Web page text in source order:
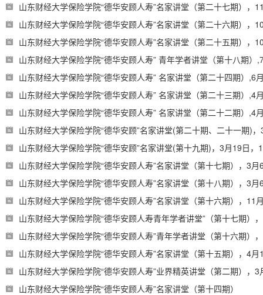
山东财经大学保险学院“德华安顾人寿”名家讲堂（第二十七期），
山东财经大学保险学院“德华安顾人寿”名家讲堂（第二十六期），
山东财经大学保险学院“德华安顾人寿”名家讲堂（第二十五期），
山东财经大学保险学院“德华安顾人寿” 青年学者讲堂（第十八期
山东财经大学保险学院“德华安顾人寿” 名家讲堂（第二十四期）,6
山东财经大学保险学院“德华安顾人寿” 名家讲堂（第二十三期）,4
山东财经大学保险学院“德华安顾人寿” 名家讲堂（第二十二期）,4
山东财经大学保险学院“德华安顾”名家讲堂(第二十期、二十一期)
Peter C.Coyte
山东财经大学保险学院“德华安顾”名家讲堂(第十九期)，3月19日
山东财经大学保险学院“德华安顾人寿”名家讲堂（第十七期），3
山东财经大学保险学院“德华安顾人寿”名家讲堂（第十八期），3
山东财经大学保险学院“德华安顾人寿”名家讲堂（第十六期），11
山东财经大学保险学院“德华安顾人寿青年学者讲堂”（第十七期）
山东财经大学保险学院“德华安顾人寿”青年学者讲堂（第十六期）
山东财经大学保险学院“德华安顾人寿”名家讲堂（第十五期），4
山东财经大学保险学院“德华安顾人寿”业界精英讲堂（第二期），
山东财经大学保险学院“德华安顾人寿”名家讲堂（第十四期）